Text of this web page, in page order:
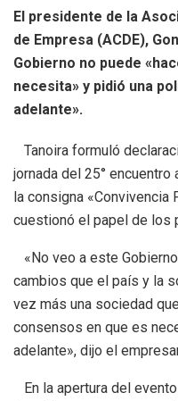
El presidente de la
de Empresa (ACDE),
Gobierno no puede
necesita» y pidió una
adelante».
Tanoira formuló
jornada del 25° encuentro
la consigna «Convivencia
cuestionó el papel de los
«No veo a este
cambios que el país y la
vez más una sociedad
consensos en que es
adelante», dijo el
En la apertura del